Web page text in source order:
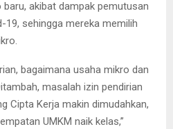
akibat dampak pemutusan
19, sehingga mereka memilih
bagaimana usaha mikro dan
masalah izin pendirian
Cipta Kerja makin dimudahkan,
UMKM naik kelas,”